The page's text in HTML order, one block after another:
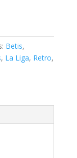
Betis,
, La Liga, Retro,